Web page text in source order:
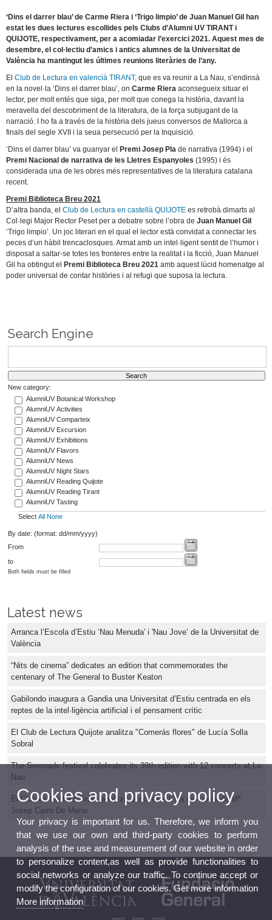
‘Dins el darrer blau’ de Carme Riera i ‘Trigo limpio’ de Juan Manuel Gil han
estat les dues lectures escollides pels Clubs d’Alumni UV TIRANT i
QUIJOTE, respectivament, per a acomiadar l’exercici 2021. Aquest mes de
desembre, el col·lectiu d’amics i antics alumnes de la Universitat de
València ha mantingut les últimes reunions literàries de l’any.
ElClub de Lectura en valencià TIRANT, que es va reunir a La Nau, s’endinsà
en la novel·la ‘Dins el darrer blau’, onCarme Riera aconsegueix situar el
lector, per molt entés que siga, per molt que conega la història, davant la
meravella del descobriment de la literatura, de la força subjugant de la
narració. I ho fa a través de la història dels jueus conversos de Mallorca a
finals del segle XVII i la seua persecució per la Inquisició.
‘Dins el darrer blau’ va guanyar el
Premi Josep Pla de narrativa (1994) i el
Premi Nacional de narrativa de les Lletres Espanyoles (1995) i és
considerada una de les obres més representatives de la literatura catalana
recent.
Premi Biblioteca Breu 2021
D’altra banda, elClub de Lectura en castellà QUIJOTE es retrobà dimarts al
Col·legi Major Rector Peset per a debatre sobre l’obra deJuan Manuel Gil
‘Trigo limpio’. Un joc literari en el qual el lector està convidat a connectar les
peces d’un hàbil trencaclosques. Armat amb un intel·ligent sentit de l’humor i
disposat a saltar-se totes les fronteres entre la realitat i la ficció, Juan Manuel
Gil ha obtingut el
Premi Biblioteca Breu 2021 amb aquest lúcid homenatge al
poder universal de contar històries i al refugi que suposa la lectura.
Search Engine
New category:
AlumniUV Botanical Workshop
AlumniUV Activities
AlumniUV Comparteix
AlumniUV Excursion
AlumniUV Exhibitions
AlumniUV Flavors
AlumniUV News
AlumniUV Night Stars
AlumniUV Reading Quijote
AlumniUV Reading Tirant
AlumniUV Tasting
Select All None
By date: (format: dd/mm/yyyy)
From
to
Both fields must be filled
Latest news
Arranca l’Escola d’Estiu ‘Nau Menuda' i 'Nau Jove’ de la Universitat de
València
“Nits de cinema” dedicates an edition that commemorates the
centenary of The General to Buster Keaton
Gabilondo inaugura a Gandia una Universitat d’Estiu centrada en els
reptes de la intel·ligència artificial i el pensament crític
El Club de Lectura Quijote analitza "Comerás flores" de Lucía Solla
Sobral
The Serenade festival celebrates its 39th edition with 12 concerts at La
Nau
El Club de Lectura Tirant analitza la novel·la L'illa del corall de Mª
Josep Carro De Mena
Cookies and privacy policy
Your privacy is important for us. Therefore, we inform you
that we use our own and third-party cookies to perform
analysis of the use and measurement of our website in order
to personalize content,as well as provide functionalities to
social networks or analyze our traffic. To continue accept or
modify the configuration of our cookies. Get more information
More information